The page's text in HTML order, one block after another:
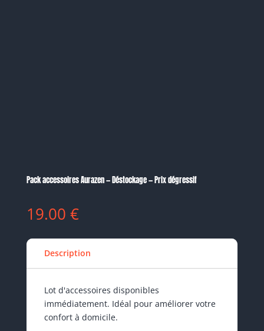
Pack accessoires Aurazen — Déstockage — Prix dégressif
19.00 €
Description
Lot d'accessoires disponibles
immédiatement. Idéal pour améliorer votre
confort à domicile.